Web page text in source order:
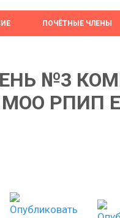
ПОЧЁТНЫЕ ЧЛЕНЫ
№3
РПИП